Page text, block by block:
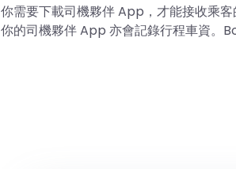
你需要下載司機夥伴 App，才能接收乘客
你的司機夥伴 App 亦會記錄行程車資。